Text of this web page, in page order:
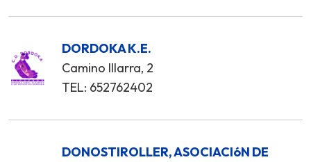
DORDOKA K.E.
Camino Illarra, 2
TEL: 652762402
DONOSTIROLLER, ASOCIACIóN DE